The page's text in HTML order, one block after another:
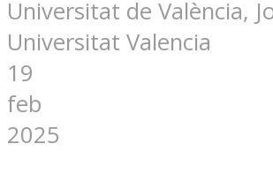
Universitat de València,
Universitat Valencia
19
feb
2025